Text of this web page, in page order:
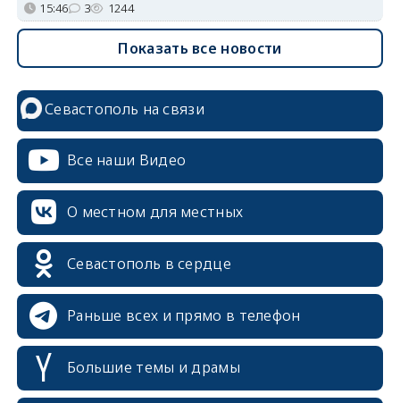
15:46 3 1244
Показать все новости
Севастополь на связи
Все наши Видео
О местном для местных
Севастополь в сердце
Раньше всех и прямо в телефон
Большие темы и драмы
erid: 2SDnjcrDNw6